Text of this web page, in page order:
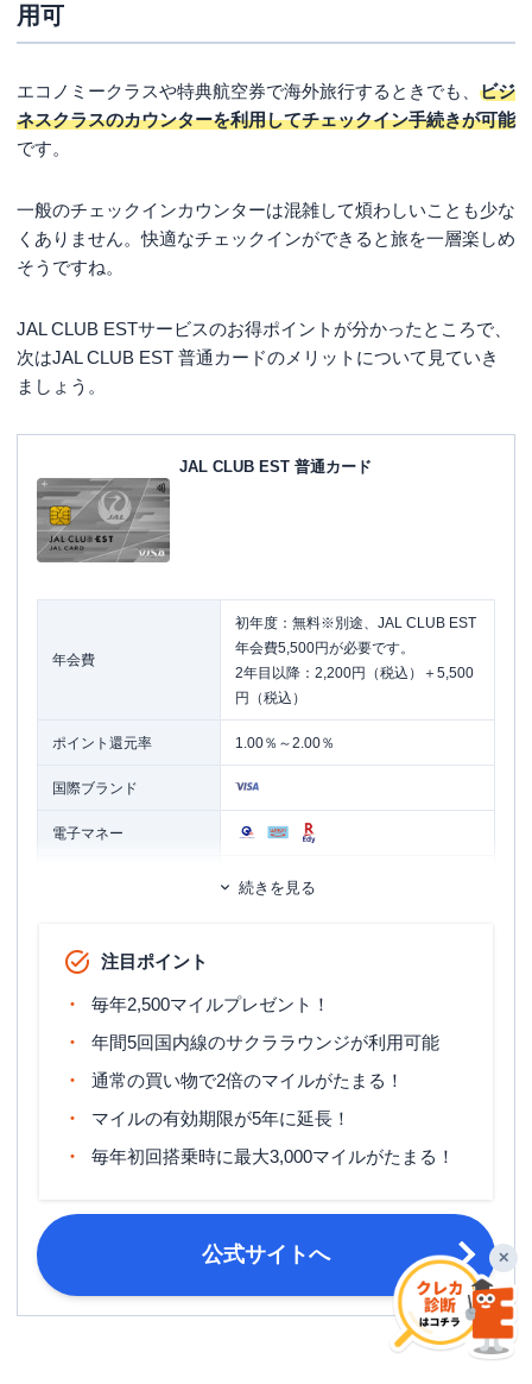
用可
エコノミークラスや特典航空券で海外旅行するときでも、 ビジ
ネスクラスのカウンターを利用してチェックイン手続きが可能
です。
一般のチェックインカウンターは混雑して煩わしいことも少な
くありません。快適なチェックインができると旅を一層楽しめ
そうですね。
JAL CLUB ESTサービスのお得ポイントが分かったところで、
次はJAL CLUB EST 普通カードのメリットについて見ていき
ましょう。
JAL CLUB EST 普通カード
年会費
初年度：無料※別途、JAL CLUB EST
年会費5,500円が必要です。
2年目以降：2,200円（税込）＋5,500
円（税込）
ポイント還元率 1.00％～2.00％
国際ブランド
電子マネー
通常2～3週間
ETCカード発行手数料
無料～1,100円（税込）
ポイント名 JALマイル
日
申し込み条件
20歳以上30歳未満で、日本に生活基
盤があり日本国内でのお支払いが可能
な方が対象
続きを見る
注目ポイント
毎年2,500マイルプレゼント！
年間5回国内線のサクララウンジが利用可能
通常の買い物で2倍のマイルがたまる！
マイルの有効期限が5年に延長！
毎年初回搭乗時に最大3,000マイルがたまる！
公式サイトへ ✕